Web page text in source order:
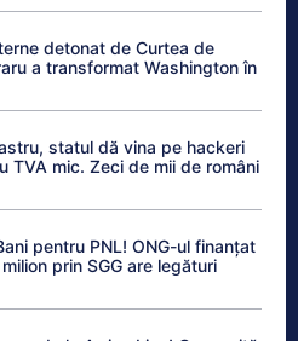
detonat de Curtea de
a transformat Washington în
statul dă vina pe hackeri
TVA mic. Zeci de mii de români
pentru PNL! ONG-ul finanțat
prin SGG are legături